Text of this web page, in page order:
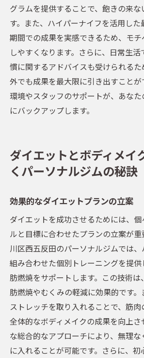
グラムを提供することで、飽きの来
す。また、ハイパーナイフを活用し
期間での成果を実感できるため、モ
しやすくなります。さらに、日常生
慣に関するアドバイスも受けられる
外でも成果を最大限に引き出すことが
環境やスタッフのサポートが、あな
にバックアップします。
ダイエットとボディメイ
くパーソナルジムの秘訣
効果的なダイエットプランの立案
ダイエットを成功させるためには、
ルと目標に合わせたプランの立案が
川区西五反田のパーソナルジムでは
組み合わせた個別トレーニングを提
肪燃焼をサポートします。この技術
肪燃焼やむくみの軽減に効果的です
ストレッチを取り入れることで、筋肉
全体的なボディメイクの成果を向上さ
な総合的なアプローチにより、無理
に入れることが可能です。さらに、初